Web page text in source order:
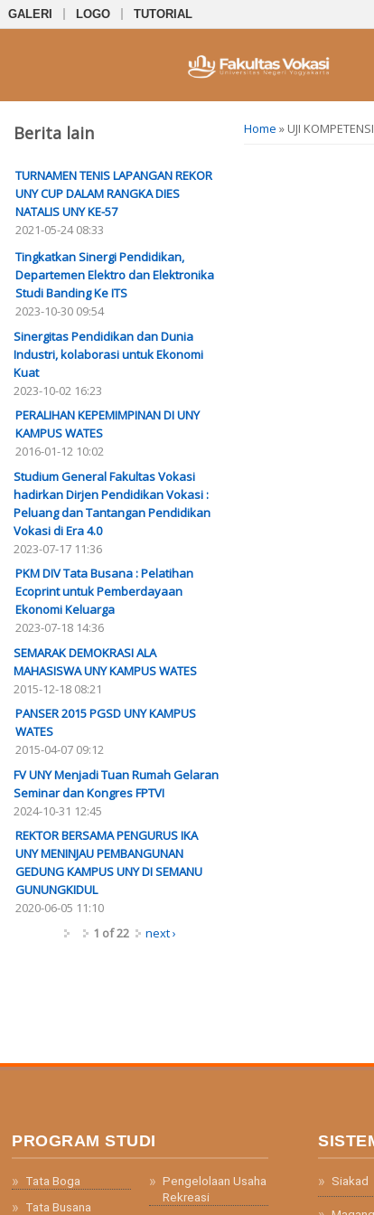
GALERI LOGO TUTORIAL
You are here
Home » UJI
Berita lain
TURNAMEN TENIS LAPANGAN REKOR
UNY CUP DALAM RANGKA DIES
NATALIS UNY KE-57
2021-05-24 08:33
Tingkatkan Sinergi Pendidikan,
Departemen Elektro dan Elektronika
Studi Banding Ke ITS
2023-10-30 09:54
Sinergitas Pendidikan dan Dunia
Industri, kolaborasi untuk Ekonomi
Kuat
2023-10-02 16:23
PERALIHAN KEPEMIMPINAN DI UNY
KAMPUS WATES
2016-01-12 10:02
Studium General Fakultas Vokasi
hadirkan Dirjen Pendidikan Vokasi :
Peluang dan Tantangan Pendidikan
Vokasi di Era 4.0
2023-07-17 11:36
PKM DIV Tata Busana : Pelatihan
Ecoprint untuk Pemberdayaan
Ekonomi Keluarga
2023-07-18 14:36
SEMARAK DEMOKRASI ALA
MAHASISWA UNY KAMPUS WATES
2015-12-18 08:21
PANSER 2015 PGSD UNY KAMPUS
WATES
2015-04-07 09:12
FV UNY Menjadi Tuan Rumah Gelaran
Seminar dan Kongres FPTVI
2024-10-31 12:45
REKTOR BERSAMA PENGURUS IKA
UNY MENINJAU PEMBANGUNAN
GEDUNG KAMPUS UNY DI SEMANU
GUNUNGKIDUL
2020-06-05 11:10
1 of 22
next ›
PROGRAM STUDI
Tata Boga
Tata Busana
Pengelolaan Usaha
Rekreasi
Siakad